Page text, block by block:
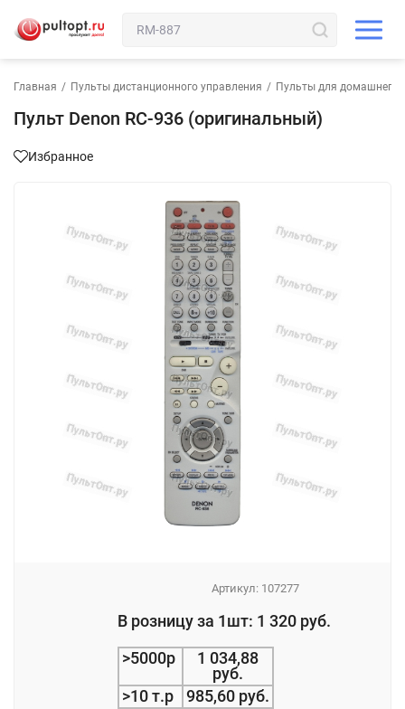
Главная / Пульты дистанционного управления / Пульты для домашнего
Пульт Denon RC-936 (оригинальный)
Избранное
Артикул: 107277
В розницу за 1шт: 1 320 руб.
>5000р
1 034,88
руб.
>10 т.р
985,60 руб.